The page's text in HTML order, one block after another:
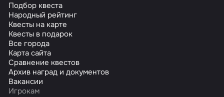
Подбор квеста
Народный рейтинг
Квесты на карте
Квесты в подарок
Все города
Карта сайта
Сравнение квестов
Архив наград и документов
Вакансии
Игрокам